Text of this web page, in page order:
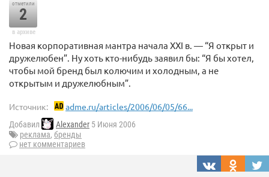
отметили
2
в архиве
Новая корпоративная мантра начала XXI в. — “Я открыт и
дружелюбен”. Ну хоть кто-нибудь заявил бы: “Я бы хотел,
чтобы мой бренд был колючим и холодным, а не
открытым и дружелюбным”.
Источник: adme.ru/articles/2006/06/05/66...
Добавил Alexander 5 Июня 2006
реклама, бренды
нет комментариев